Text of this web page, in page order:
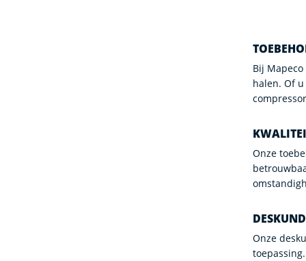
Bij
halen. Of
Onze
Onze